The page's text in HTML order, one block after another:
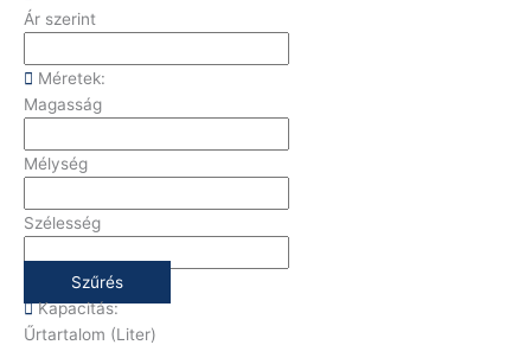
Ár szerint
Méretek:
Magasság
Mélység
Szélesség
Szűrés
Kapacitás:
Űrtartalom (Liter)